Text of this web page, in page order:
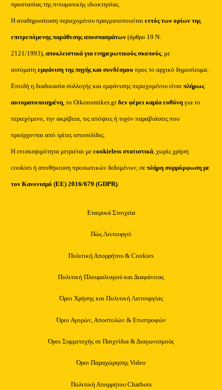
προστασίας της πνευματικής ιδιοκτησίας.
Η αναδημοσίευση περιεχομένου πραγματοποιείταιεντός των ορίων της
επιτρεπόμενης παράθεσης αποσπασμάτων (άρθρο 19 Ν.
2121/1993), αποκλειστικά για ενημερωτικούς σκοπούς, με
αυτόματηεμφάνιση της πηγής και συνδέσμου προς το αρχικό δημοσίευμα.
Επειδή η διαδικασία συλλογής και εμφάνισης περιεχομένου είναιπλήρως
αυτοματοποιημένη, το Oikonomikes.grδεν φέρει καμία ευθύνη για το
περιεχόμενο, την ακρίβεια, τις απόψεις ή τυχόν παραβιάσεις που
προέρχονται από τρίτες ιστοσελίδες.
Η επισκεψιμότητα μετριέται μεcookieless στατιστικά, χωρίς χρήση
cookies ή αποθήκευση προσωπικών δεδομένων, σεπλήρη συμμόρφωση με
τον Κανονισμό (ΕΕ) 2016/679 (GDPR).
Εταιρικά Στοιχεία
Πώς Λειτουργεί
Πολιτική Απορρήτου & Cookies
Πολιτική Πλουραλισμού και Διαφάνειας
Όροι Χρήσης και Πολιτική Λειτουργίας
Όροι Αγορών, Αποστολών & Επιστροφών
Όροι Συμμετοχής σε Παιχνίδια & Διαγωνισμούς
Όροι Παραχώρησης Video
Πολιτική Απορρήτου Chatbots